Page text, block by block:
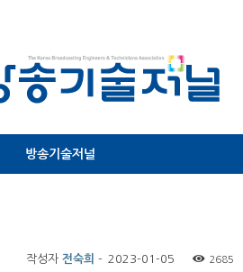
방송기술저널
작성자 전숙희 - 2023-01-05 2685